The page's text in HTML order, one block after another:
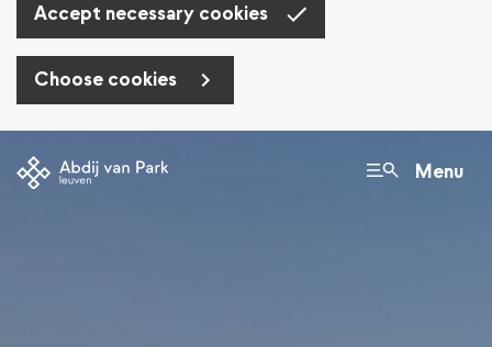
Accept necessary cookies
Choose cookies
au
Menu